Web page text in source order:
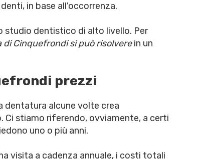
in base all'occorrenza.
studio dentistico di alto livello. Per
di Cinquefrondi si può risolverein un
prezzi
dentatura alcune volte crea
Ci stiamo riferendo, ovviamente, a certi
uno o più anni.
visita a cadenza annuale, i costi totali